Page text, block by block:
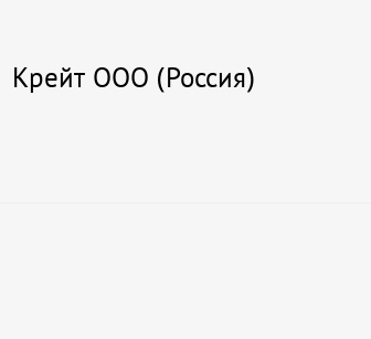
Крейт ООО (Россия)